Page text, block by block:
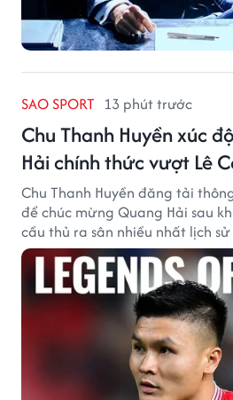
SAO SPORT 13 phút trước
Chu Thanh Huyền xúc
Hải chính thức vượt Lê
Chu Thanh Huyền đăng tải
để chúc mừng Quang Hải sau
cầu thủ ra sân nhiều nhất lịch